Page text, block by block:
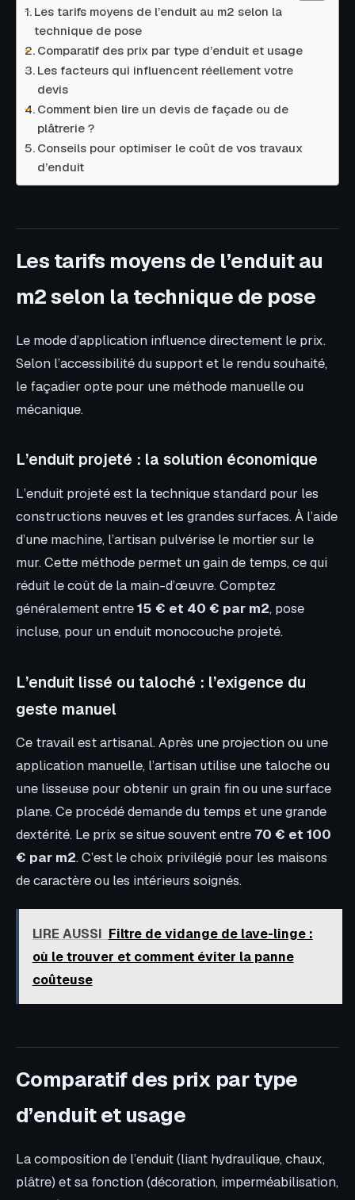
Les tarifs moyens de l’enduit au m2 selon la
technique de pose
Comparatif des prix par type d’enduit et usage
Les facteurs qui influencent réellement votre
devis
Comment bien lire un devis de façade ou de
plâtrerie ?
Conseils pour optimiser le coût de vos travaux
d’enduit
Les tarifs moyens de l’enduit au
m2 selon la technique de pose
Le mode d’application influence directement le prix.
Selon l’accessibilité du support et le rendu souhaité,
le façadier opte pour une méthode manuelle ou
mécanique.
L’enduit projeté : la solution économique
L’enduit projeté est la technique standard pour les
constructions neuves et les grandes surfaces. À l’aide
d’une machine, l’artisan pulvérise le mortier sur le
mur. Cette méthode permet un gain de temps, ce qui
réduit le coût de la main-d’œuvre. Comptez
généralement entre15 € et 40 € par m2, pose
incluse, pour un enduit monocouche projeté.
L’enduit lissé ou taloché : l’exigence du
geste manuel
Ce travail est artisanal. Après une projection ou une
application manuelle, l’artisan utilise une taloche ou
une lisseuse pour obtenir un grain fin ou une surface
plane. Ce procédé demande du temps et une grande
dextérité. Le prix se situe souvent entre 70 € et 100
€ par m2. C’est le choix privilégié pour les maisons
de caractère ou les intérieurs soignés.
LIRE AUSSI Filtre de vidange de lave-linge :
où le trouver et comment éviter la panne
coûteuse
Comparatif des prix par type
d’enduit et usage
La composition de l’enduit (liant hydraulique, chaux,
plâtre) et sa fonction (décoration, imperméabilisation,